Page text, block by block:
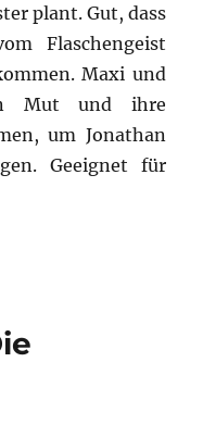
plant. Gut, dass
Flaschengeist
Maxi und
Mut und ihre
um Jonathan
Geeignet für